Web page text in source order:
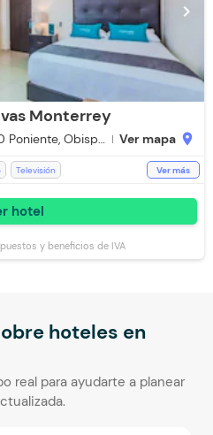
chevron_right
Monterrey
Poniente, Obispado, 64060
Ver mapa location_on
Televisión
Ver más
hotel
y beneficios de IVA
hoteles en
real para ayudarte a planear